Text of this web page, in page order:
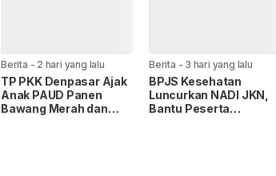
Berita - 2 hari yang lalu
TP PKK Denpasar Ajak
Anak PAUD Panen
Bawang Merah dan
Berita - 3 hari yang lalu
BPJS Kesehatan
Luncurkan NADI JKN,
Bantu Peserta